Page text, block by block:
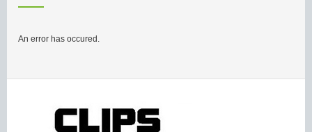
An error has occured.